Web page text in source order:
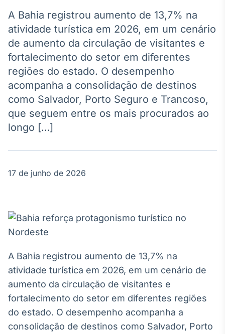
Agro
Tudo sobre o
agronegócio
Broadcast
Político
Os bastidores da
política em
tempo real
Broadcast
Plataforma para
conteúdos
personalizados
Soluções de Dados
e Conteúdos
OTC
Plataforma para
A Bahia registrou aumento de 13,7% na
atividade turística em 2026, em um cenário
de aumento da circulação de visitantes e
fortalecimento do setor em diferentes
regiões do estado. O desempenho
acompanha a consolidação de destinos
como Salvador, Porto Seguro e Trancoso,
que seguem entre os mais procurados ao
longo […]
17 de junho de 2026
A Bahia registrou aumento de 13,7% na
atividade turística em 2026, em um cenário de
aumento da circulação de visitantes e
fortalecimento do setor em diferentes regiões
do estado. O desempenho acompanha a
consolidação de destinos como Salvador, Porto